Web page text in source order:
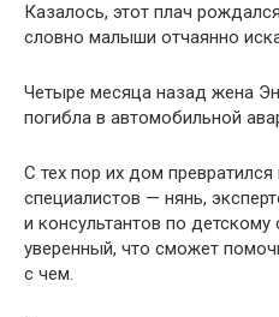
Казалось, этот плач
словно малыши отчаянно
Четыре месяца назад жена
погибла в автомобильной
С тех пор их дом
специалистов — нянь,
и консультантов по
уверенный, что сможет
с чем.